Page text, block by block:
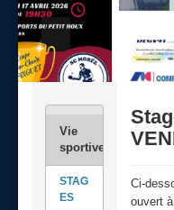
STAG
ES
Ci-
ouvert